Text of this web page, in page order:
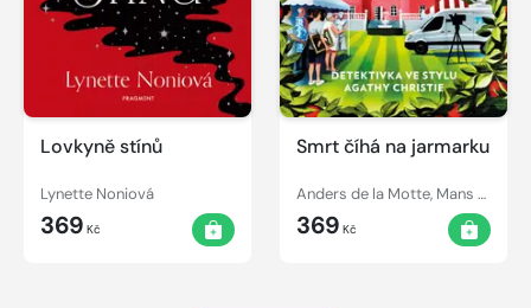
Lovkyně stínů
Lynette Noniová
369 Kč
Smrt číhá na jarmarku
Anders de la Motte, Mans Nilsson
369 Kč